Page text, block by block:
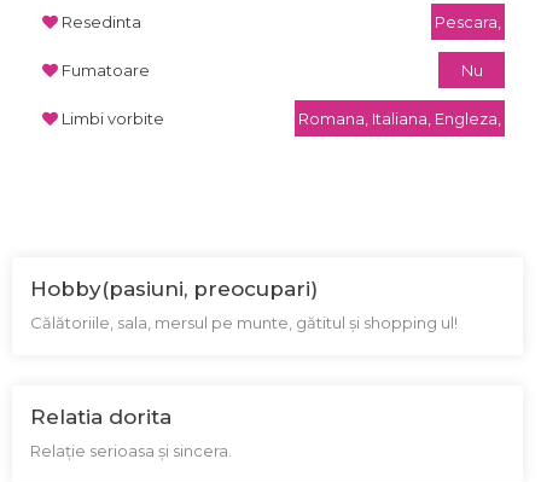
Resedinta Pescara,
Fumatoare Nu
Limbi vorbite Romana, Italiana, Engleza,
Hobby(pasiuni, preocupari)
Călătoriile, sala, mersul pe munte, gătitul și shopping ul!
Relatia dorita
Relație serioasa și sincera.